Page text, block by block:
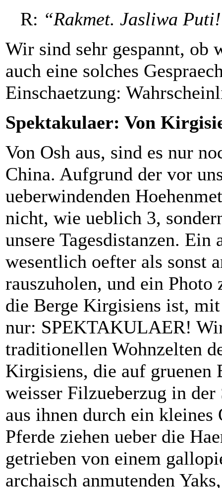
R: “Rakmet. Jasliwa
Wir sind sehr gespannt, ob
auch eine solches
Einschaetzung:
Spektakulaer: Von
Von Osh aus, sind es nur
China. Aufgrund der vor
ueberwindenden
nicht, wie ueblich 3,
unsere Tagesdistanzen.
wesentlich oefter als sonst
rauszuholen, und ein
die Berge Kirgisiens ist,
nur: SPEKTAKULAER!
traditionellen Wohnzelten
Kirgisiens, die auf gruenen
weisser Filzueberzug in
aus ihnen durch ein kleines
Pferde ziehen ueber die
getrieben von einem
archaisch anmutenden